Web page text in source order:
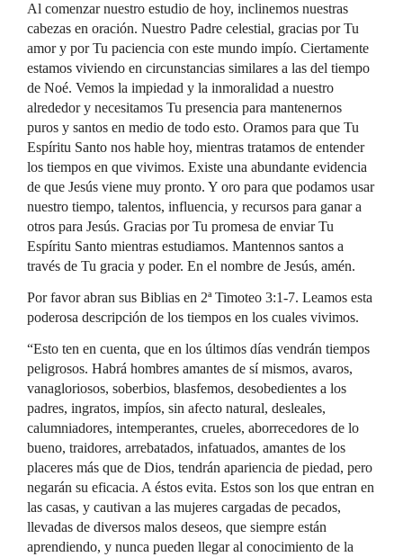
Al comenzar nuestro estudio de hoy, inclinemos nuestras
cabezas en oración. Nuestro Padre celestial, gracias por Tu
amor y por Tu paciencia con este mundo impío. Ciertamente
estamos viviendo en circunstancias similares a las del tiempo
de Noé. Vemos la impiedad y la inmoralidad a nuestro
alrededor y necesitamos Tu presencia para mantenernos
puros y santos en medio de todo esto. Oramos para que Tu
Espíritu Santo nos hable hoy, mientras tratamos de entender
los tiempos en que vivimos. Existe una abundante evidencia
de que Jesús viene muy pronto. Y oro para que podamos usar
nuestro tiempo, talentos, influencia, y recursos para ganar a
otros para Jesús. Gracias por Tu promesa de enviar Tu
Espíritu Santo mientras estudiamos. Mantennos santos a
través de Tu gracia y poder. En el nombre de Jesús, amén.
Por favor abran sus Biblias en 2ª Timoteo 3:1-7. Leamos esta
poderosa descripción de los tiempos en los cuales vivimos.
“Esto ten en cuenta, que en los últimos días vendrán tiempos
peligrosos. Habrá hombres amantes de sí mismos, avaros,
vanagloriosos, soberbios, blasfemos, desobedientes a los
padres, ingratos, impíos, sin afecto natural, desleales,
calumniadores, intemperantes, crueles, aborrecedores de lo
bueno, traidores, arrebatados, infatuados, amantes de los
placeres más que de Dios, tendrán apariencia de piedad, pero
negarán su eficacia. A éstos evita. Estos son los que entran en
las casas, y cautivan a las mujeres cargadas de pecados,
llevadas de diversos malos deseos, que siempre están
aprendiendo, y nunca pueden llegar al conocimiento de la